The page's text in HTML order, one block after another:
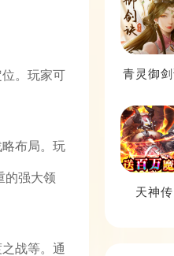
。玩家可
布局。玩
的强大领
战等。通
青灵御
天神传